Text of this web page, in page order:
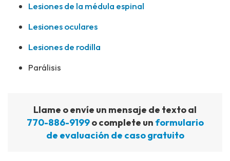
Lesiones de la médula espinal
Lesiones oculares
Lesiones de rodilla
Parálisis
Llame o envíe un mensaje de texto al
770-886-9199o complete un formulario
de evaluación de caso gratuito